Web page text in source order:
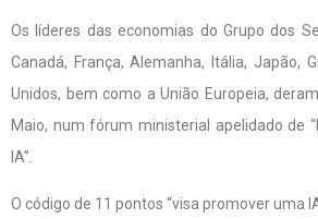
Os líderes das economias do Grupo dos
Canadá, França, Alemanha, Itália, Japão,
Unidos, bem como a União Europeia,
Maio, num fórum ministerial apelidado de
IA”.
O código de 11 pontos “visa promover uma